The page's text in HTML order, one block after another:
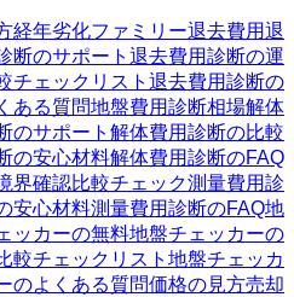
経年劣化ファミリー退去費用退
断のサポート 退去費用診断の運
チェックリスト 退去費用診断の
ある質問地盤費用診断相場解体
のサポート 解体費用診断の比較
の安心材料解体費用診断のFAQ
界確認比較チェック測量費用診
安心材料測量費用診断のFAQ地
ッカーの無料地盤チェッカーの
較チェックリスト 地盤チェッカ
のよくある質問価格の見方売却